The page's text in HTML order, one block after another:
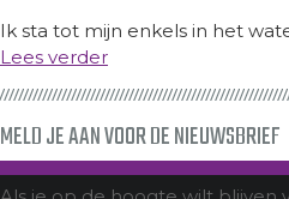
Ik sta tot mijn enkels in het
Lees verder
MELD JE AAN VOOR DE NIEUWSBRIEF